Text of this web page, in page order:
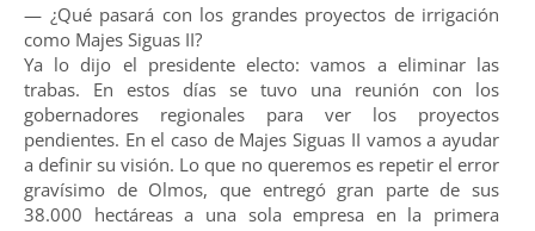
— ¿Qué pasará con los grandes proyectos de irrigación
como Majes Siguas II?
Ya lo dijo el presidente electo: vamos a eliminar las
trabas. En estos días se tuvo una reunión con los
gobernadores regionales para ver los proyectos
pendientes. En el caso de Majes Siguas II vamos a ayudar
a definir su visión. Lo que no queremos es repetir el error
gravísimo de Olmos, que entregó gran parte de sus
38.000 hectáreas a una sola empresa en la primera